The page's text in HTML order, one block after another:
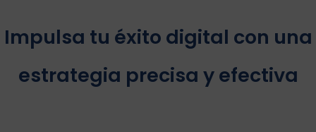
Impulsa tu éxito digital con una
estrategia precisa y efectiva